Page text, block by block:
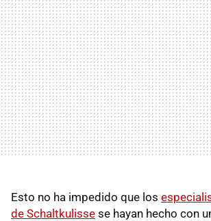
Esto no ha impedido que los
de Schaltkulisse se hayan hecho con